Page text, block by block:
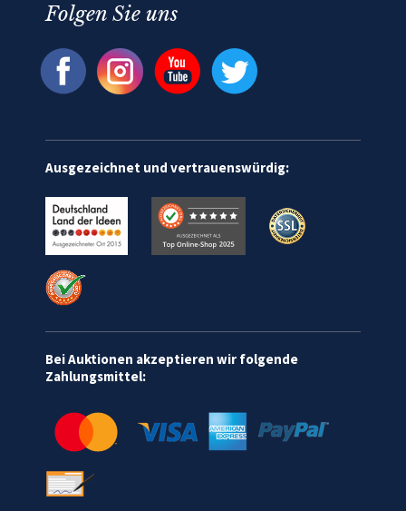
Folgen Sie uns
Ausgezeichnet und vertrauenswürdig:
Bei Auktionen akzeptieren wir folgende
Zahlungsmittel: